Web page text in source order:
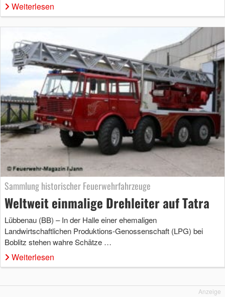
Weiterlesen
Sammlung historischer Feuerwehrfahrzeuge
Weltweit einmalige Drehleiter auf Tatra
Lübbenau (BB) – In der Halle einer ehemaligen
Landwirtschaftlichen Produktions-Genossenschaft (LPG) bei
Boblitz stehen wahre Schätze …
Weiterlesen
Anzeige